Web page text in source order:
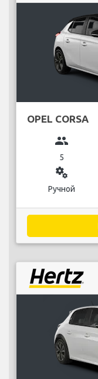
OPEL CORSA
group
5
miscellaneous_services
Ручной